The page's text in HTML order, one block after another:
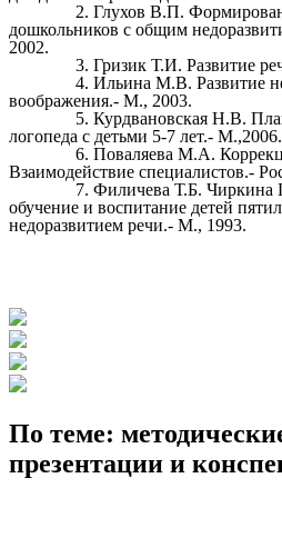
Глухов В.П.
дошкольников с общим
2002.
Гризик Т.И. Развитие
Ильина М.В. Развитие
воображения.- М., 2003.
Курдвановская Н.В.
логопеда с детьми 5-7 лет.- М.,2006.
Поваляева М.А.
Взаимодействие специалистов.-
Филичева Т.Б. Чиркина
обучение и воспитание детей
недоразвитием речи.- М., 1993.
По теме:
презентации и